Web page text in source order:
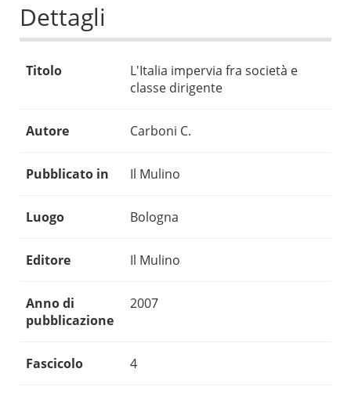
Dettagli
Titolo
L'Italia impervia fra società e
classe dirigente
Autore Carboni C.
Pubblicato in Il Mulino
Luogo Bologna
Editore Il Mulino
Anno di
pubblicazione
2007
Fascicolo 4